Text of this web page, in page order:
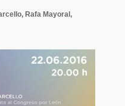
Rafa Mayoral,